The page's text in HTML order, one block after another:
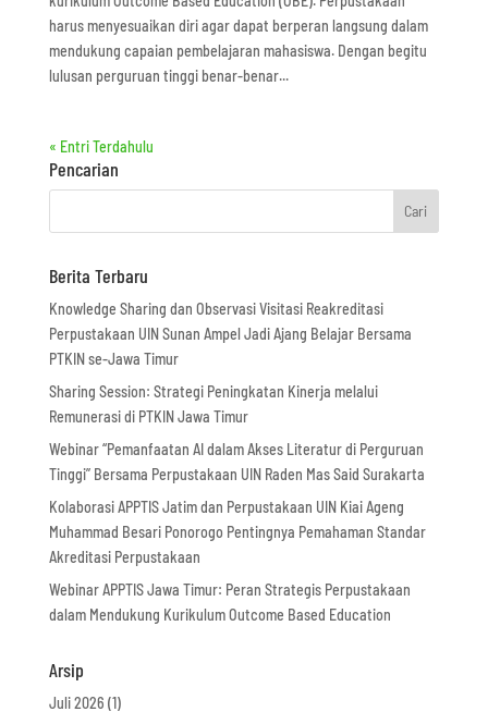
harus menyesuaikan diri agar dapat berperan langsung dalam
mendukung capaian pembelajaran mahasiswa. Dengan begitu
lulusan perguruan tinggi benar-benar...
« Entri Terdahulu
Pencarian
Berita Terbaru
Knowledge Sharing dan Observasi Visitasi Reakreditasi
Perpustakaan UIN Sunan Ampel Jadi Ajang Belajar Bersama
PTKIN se-Jawa Timur
Sharing Session: Strategi Peningkatan Kinerja melalui
Remunerasi di PTKIN Jawa Timur
Webinar “Pemanfaatan AI dalam Akses Literatur di Perguruan
Tinggi” Bersama Perpustakaan UIN Raden Mas Said Surakarta
Kolaborasi APPTIS Jatim dan Perpustakaan UIN Kiai Ageng
Muhammad Besari Ponorogo Pentingnya Pemahaman Standar
Akreditasi Perpustakaan
Webinar APPTIS Jawa Timur: Peran Strategis Perpustakaan
dalam Mendukung Kurikulum Outcome Based Education
Arsip
Juli 2026 (1)